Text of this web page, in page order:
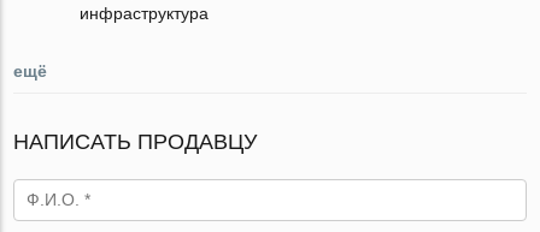
инфраструктура
ещё
НАПИСАТЬ ПРОДАВЦУ